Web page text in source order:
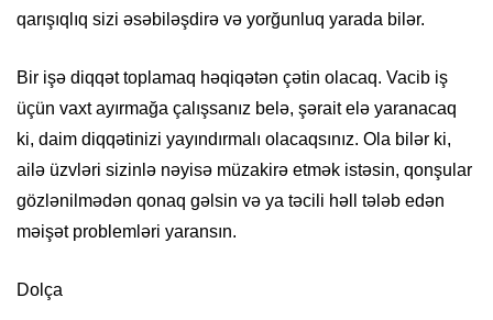
qarışıqlıq sizi əsəbiləşdirə və yorğunluq yarada bilər.
Bir işə diqqət toplamaq həqiqətən çətin olacaq. Vacib iş
üçün vaxt ayırmağa çalışsanız belə, şərait elə yaranacaq
ki, daim diqqətinizi yayındırmalı olacaqsınız. Ola bilər ki,
ailə üzvləri sizinlə nəyisə müzakirə etmək istəsin, qonşular
gözlənilmədən qonaq gəlsin və ya təcili həll tələb edən
məişət problemləri yaransın.
Dolça